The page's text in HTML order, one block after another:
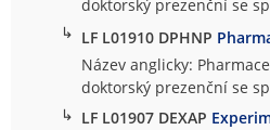
doktorský prezenční se
↳ LF L01910 DPHNP
Název anglicky:
doktorský prezenční se
↳ LF L01907 DEXAP